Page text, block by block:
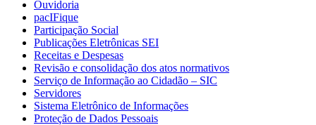
Ouvidoria
pacIFique
Participação Social
Publicações Eletrônicas SEI
Receitas e Despesas
Revisão e consolidação dos atos normativos
Serviço de Informação ao Cidadão – SIC
Servidores
Sistema Eletrônico de Informações
Proteção de Dados Pessoais